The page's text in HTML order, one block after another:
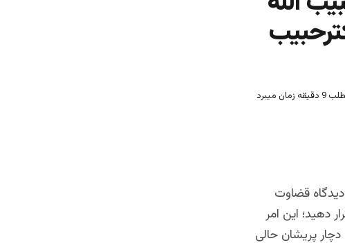
میبرد
قضاوت
دهید؛ این امر
پریشان حالی